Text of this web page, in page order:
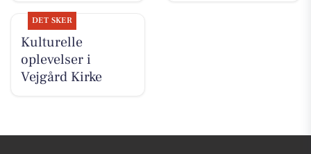
DET SKER
Kulturelle
oplevelser i
Vejgård Kirke